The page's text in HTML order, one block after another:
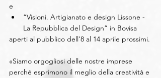
e
“Visioni. Artigianato e design Lissone -
La Repubblica del Design” in Bovisa
aperti al pubblico dell’8 al 14 aprile prossimi.
«Siamo orgogliosi delle nostre imprese
perché esprimono il meglio della creatività e